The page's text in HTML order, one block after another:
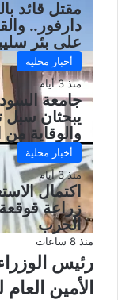
مقتل قائد
دارفور..
على بئر
أخبار محلية
منذ 3 أيام
جامعة
يبحثان سبل
والوقاية
أخبار محلية
منذ 3 أيام
اكتمال
زراعة
الحرب
منذ 8 ساعات
رئيس
الأمين